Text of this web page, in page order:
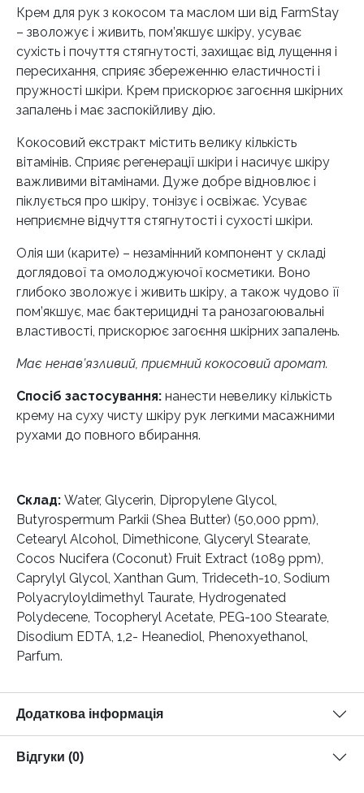
Крем для рук з кокосом та маслом ши від FarmStay
– зволожує і живить, пом’якшує шкіру, усуває
сухість і почуття стягнутості, захищає від лущення і
пересихання, сприяє збереженню еластичності і
пружності шкіри. Крем прискорює загоєння шкірних
запалень і має заспокійливу дію.
Кокосовий екстракт містить велику кількість
вітамінів. Сприяє регенерації шкіри і насичує шкіру
важливими вітамінами. Дуже добре відновлює і
піклується про шкіру, тонізує і освіжає. Усуває
неприємне відчуття стягнутості і сухості шкіри.
Олія ши (карите) – незамінний компонент у складі
доглядової та омолоджуючої косметики. Воно
глибоко зволожує і живить шкіру, а також чудово її
пом’якшує, має бактерицидні та ранозагоювальні
властивості, прискорює загоєння шкірних запалень.
Має ненав’язливий, приємний кокосовий аромат.
Спосіб застосування: нанести невелику кількість
крему на суху чисту шкіру рук легкими масажними
рухами до повного вбирання.
Склад: Water, Glycerin, Dipropylene Glycol,
Butyrospermum Parkii (Shea Butter) (50,000 ppm),
Cetearyl Alcohol, Dimethicone, Glyceryl Stearate,
Cocos Nucifera (Coconut) Fruit Extract (1089 ppm),
Caprylyl Glycol, Xanthan Gum, Trideceth-10, Sodium
Polyacryloyldimethyl Taurate, Hydrogenated
Polydecene, Tocopheryl Acetate, PEG-100 Stearate,
Disodium EDTA, 1,2- Heanediol, Phenoxyethanol,
Parfum.
Додаткова інформація
Відгуки (0)